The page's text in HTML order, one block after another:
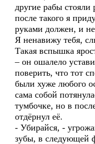
другие рабы
после такого я
руками должен, и
Я ненавижу тебя,
Такая вспышка
– он ошалело
поверить, что тот
были хуже любого
сама собой
тумбочке, но в
отдёрнул её.
- Убирайся, -
зубы, в следующей